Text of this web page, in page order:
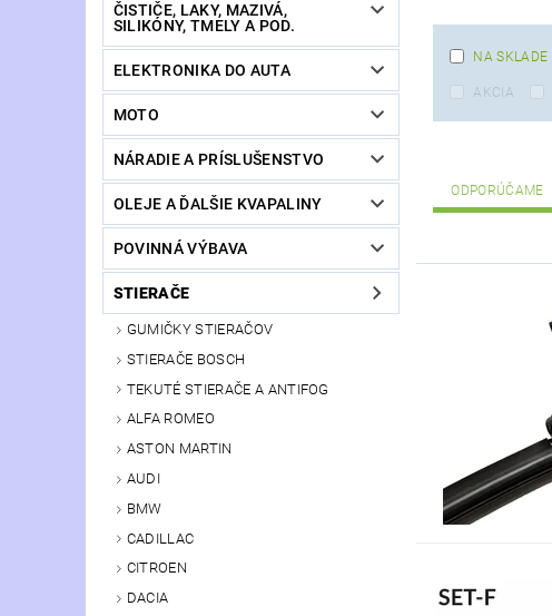
ČISTIČE, LAKY, MAZIVÁ,
SILIKÓNY, TMELY A POD.
ELEKTRONIKA DO AUTA
MOTO
NÁRADIE A PRÍSLUŠENSTVO
OLEJE A ĎALŠIE KVAPALINY
POVINNÁ VÝBAVA
STIERAČE
GUMIČKY STIERAČOV
STIERAČE BOSCH
TEKUTÉ STIERAČE A ANTIFOG
ALFA ROMEO
ASTON MARTIN
AUDI
BMW
CADILLAC
CITROEN
DACIA
NA SKLADE
AKCIA
ODPORÚČAME